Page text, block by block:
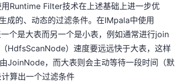
Runtime Filter技术在上述基础上进一步优
成的、动态的过滤条件。在IMpala中使用
个是大表而另一个是小表，例如通常进行join
HdfsScanNode）速度要远远快于大表，这样
JoinNode，而大表则会主动等待一段时间（默
算出一个过滤条件